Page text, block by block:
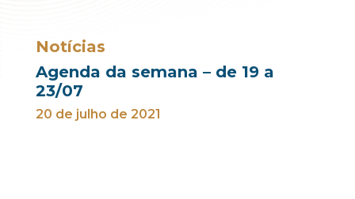
Notícias
Agenda da semana – de 19 a
23/07
20 de julho de 2021